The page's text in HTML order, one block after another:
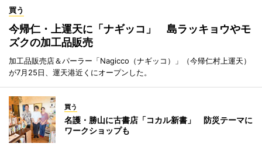
買う
今帰仁・上運天に「ナギッコ」 島ラッキョウやモ
ズクの加工品販売
加工品販売店＆パーラー「Nagicco（ナギッコ）」（今帰仁村上運天）
が7月25日、運天港近くにオープンした。
買う
名護・勝山に古書店「コカル新書」 防災テーマに
ワークショップも